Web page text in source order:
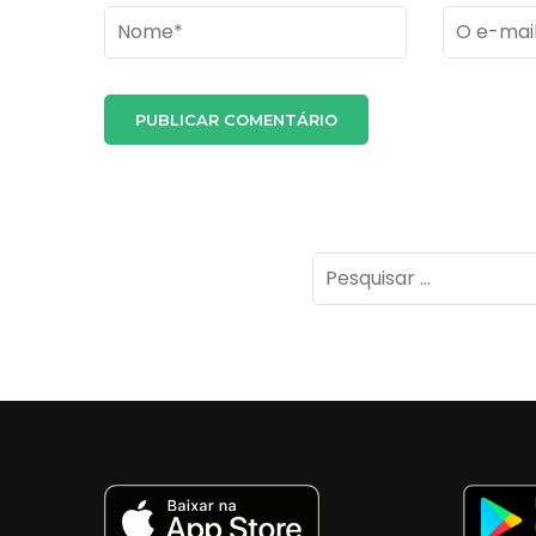
Name* Email *
Pesquisar
por: